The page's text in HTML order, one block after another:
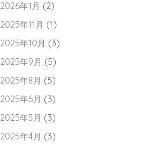
2026年1月 (2)
2025年11月 (1)
2025年10月 (3)
2025年9月 (5)
2025年8月 (5)
2025年6月 (3)
2025年5月 (3)
2025年4月 (3)